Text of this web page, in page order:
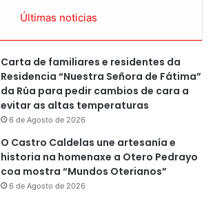
Últimas noticias
Carta de familiares e residentes da
Residencia “Nuestra Señora de Fátima”
da Rúa para pedir cambios de cara a
evitar as altas temperaturas
6 de Agosto de 2026
O Castro Caldelas une artesanía e
historia na homenaxe a Otero Pedrayo
coa mostra “Mundos Oterianos”
6 de Agosto de 2026